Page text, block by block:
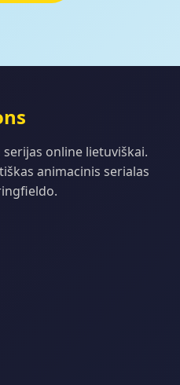
online lietuviškai.
animacinis serialas